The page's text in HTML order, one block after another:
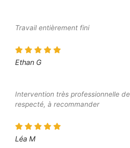
Travail entièrement fini
Ethan G
Intervention très professionnelle
respecté, à recommander
Léa M